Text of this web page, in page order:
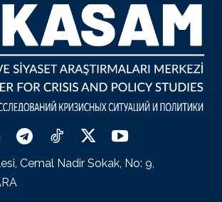
Cemal Nadir Sokak, No: 9,